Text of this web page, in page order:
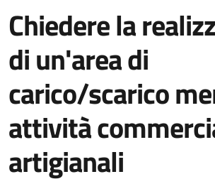
Chiedere la
di un'area di
carico/scarico
attività
artigianali